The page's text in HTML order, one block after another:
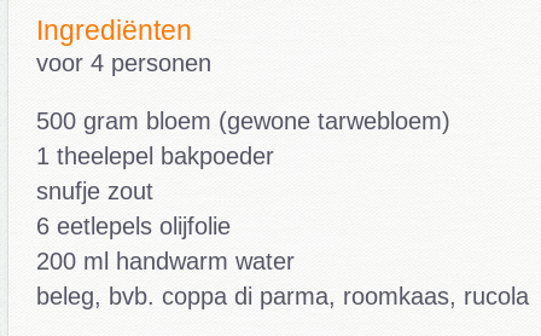
Ingrediënten
voor 4 personen
500 gram bloem (gewone tarwebloem)
1 theelepel bakpoeder
snufje zout
6 eetlepels olijfolie
200 ml handwarm water
beleg, bvb. coppa di parma, roomkaas, rucola